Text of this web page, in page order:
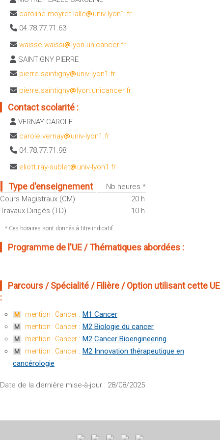
Sportives)
UFR FS (Chimie, Mathématique, Physique)
UFR Biosciences (Biologie, Biochimie)
GEP (Génie Electrique des Procédés - Département composante)
Informatique (Département Composante)
Mécanique (Département composante)
OUTILS
Intranet des personnels
Moodle
Emploi du temps
Messagerie
Stage et emploi
Portefeuille d'Expériences et
de Compétences
Fermer
caroline.moyret-lalle
univ-lyon1.fr
04.78.77.71.63
waisse.waissi
lyon.unicancer.fr
SAINTIGNY PIERRE
pierre.saintigny
univ-lyon1.fr
pierre.saintigny
lyon.unicancer.fr
Contact scolarité :
VERNAY CAROLE
carole.vernay
univ-lyon1.fr
04.78.77.71.98
eliott.ray-sublet
univ-lyon1.fr
Type d'enseignement
Nb heures *
Cours Magistraux (CM)
20 h
Travaux Dirigés (TD)
10 h
* Ces horaires sont donnés à titre indicatif.
Programme de l'UE / Thématiques abordées :
Parcours / Spécialité / Filière / Option utilisant cette UE
:
M mention : Cancer : M1 Cancer
M mention : Cancer : M2 Biologie du cancer
M mention : Cancer : M2 Cancer Bioengineering
M mention : Cancer : M2 Innovation thérapeutique en
cancérologie
Date de la dernière mise-à-jour : 28/08/2025